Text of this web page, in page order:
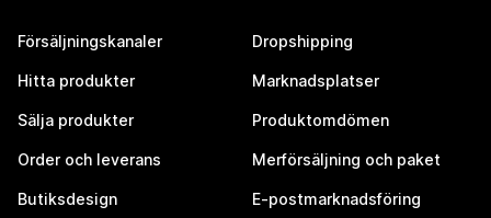
Försäljningskanaler
Hitta produkter
Sälja produkter
Order och leverans
Butiksdesign
Dropshipping
Marknadsplatser
Produktomdömen
Merförsäljning och paket
E-postmarknadsföring